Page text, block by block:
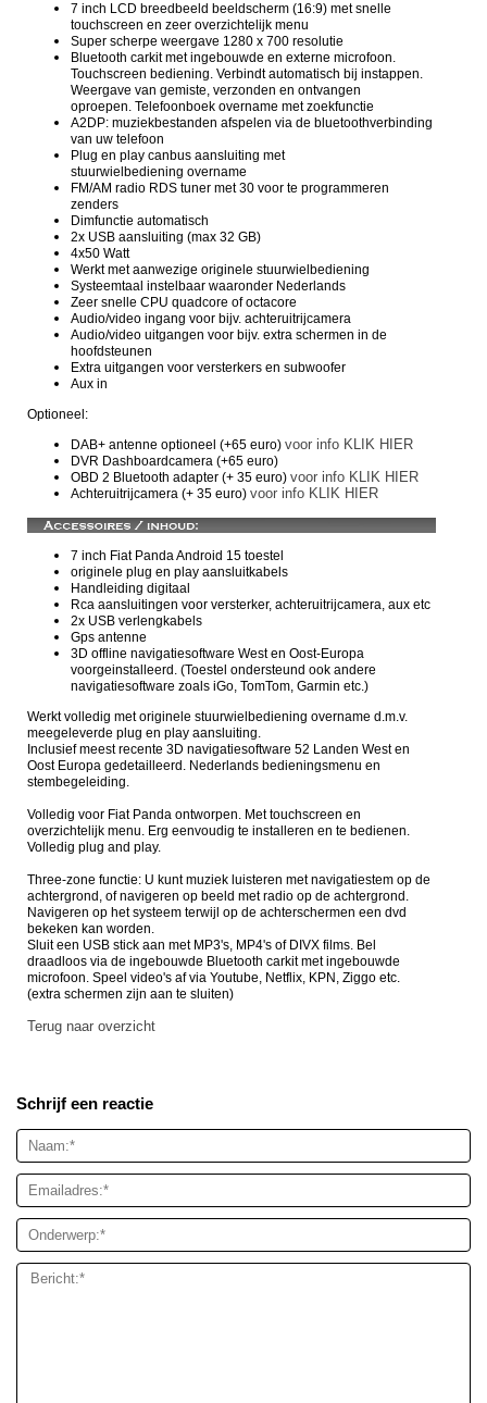
7 inch LCD breedbeeld beeldscherm (16:9) met snelle
touchscreen en zeer overzichtelijk menu
Super scherpe weergave 1280 x 700 resolutie
Bluetooth carkit met ingebouwde en externe microfoon.
Touchscreen bediening. Verbindt automatisch bij instappen.
Weergave van gemiste, verzonden en ontvangen
oproepen. Telefoonboek overname met zoekfunctie
A2DP: muziekbestanden afspelen via de bluetoothverbinding
van uw telefoon
Plug en play canbus aansluiting met
stuurwielbediening overname
FM/AM radio RDS tuner met 30 voor te programmeren
zenders
Dimfunctie automatisch
2x USB aansluiting (max 32 GB)
4x50 Watt
Werkt met aanwezige originele stuurwielbediening
Systeemtaal instelbaar waaronder Nederlands
Zeer snelle CPU quadcore of octacore
Audio/video ingang voor bijv. achteruitrijcamera
Audio/video uitgangen voor bijv. extra schermen in de
hoofdsteunen
Extra uitgangen voor versterkers en subwoofer
Aux in
Optioneel:
DAB+ antenne optioneel (+65 euro) voor info KLIK HIER
DVR Dashboardcamera (+65 euro)
OBD 2 Bluetooth adapter (+ 35 euro) voor info KLIK HIER
Achteruitrijcamera (+ 35 euro) voor info KLIK HIER
7 inch Fiat Panda Android 15 toestel
originele plug en play aansluitkabels
Handleiding digitaal
Rca aansluitingen voor versterker, achteruitrijcamera, aux etc
2x USB verlengkabels
Gps antenne
3D offline navigatiesoftware West en Oost-Europa
voorgeinstalleerd. (Toestel ondersteund ook andere
navigatiesoftware zoals iGo, TomTom, Garmin etc.)
Werkt volledig met originele stuurwielbediening overname d.m.v.
meegeleverde plug en play aansluiting.
Inclusief meest recente 3D navigatiesoftware 52 Landen West en
Oost Europa gedetailleerd. Nederlands bedieningsmenu en
stembegeleiding.
Volledig voor Fiat Panda ontworpen. Met touchscreen en
overzichtelijk menu. Erg eenvoudig te installeren en te bedienen.
Volledig plug and play.
Three-zone functie: U kunt muziek luisteren met navigatiestem op de
achtergrond, of navigeren op beeld met radio op de achtergrond.
Navigeren op het systeem terwijl op de achterschermen een dvd
bekeken kan worden.
Sluit een USB stick aan met MP3's, MP4's of DIVX films. Bel
draadloos via de ingebouwde Bluetooth carkit met ingebouwde
microfoon. Speel video's af via Youtube, Netflix, KPN, Ziggo etc.
(extra schermen zijn aan te sluiten)
Terug naar overzicht
Schrijf een reactie